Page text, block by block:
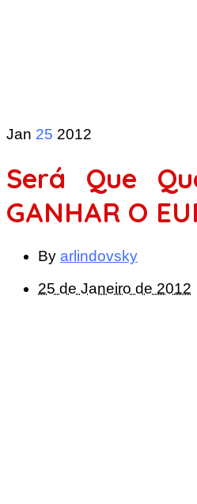
Jan 25 2012
Será Que
GANHAR O
By arlindovsky
25 de Janeiro de 2012